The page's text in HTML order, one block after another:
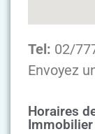
Tel: 02/
Envoyez
Horaires